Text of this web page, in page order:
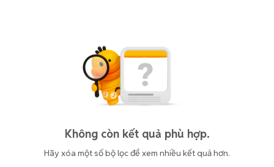
Không còn kết quả phù hợp.
Hãy xóa một số bộ lọc để xem nhiều kết quả hơn.